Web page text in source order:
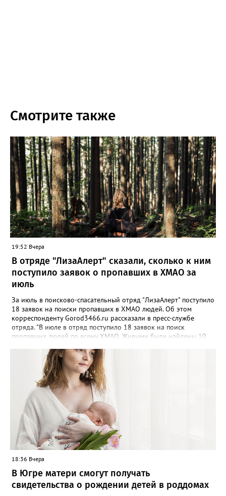
Смотрите также
19:52 Вчера
В отряде "ЛизаАлерт" сказали, сколько к ним
поступило заявок о пропавших в ХМАО за
июль
За июль в поисково-спасательный отряд "ЛизаАлерт" поступило
18 заявок на поиски пропавших в ХМАО людей. Об этом
корреспонденту Gorod3466.ru рассказали в пресс-службе
отряда. "В июле в отряд поступило 18 заявок на поиск
пропавших людей по всему ХМАО. Живыми были найдены 10
пресс-службе. В отряде отметили, что до сих пор не нашли трех
пропавших жителей региона, однако их поиски продолжаются -
распространяются ориентировки, проверяются свидетельства.
Ранее Gorod3466.ru сообщал, что большинство случаев
пропажи детей в ХМАО фиксировались в Нижневартовске и
Сургуте.
18:36 Вчера
В Югре матери смогут получать
свидетельства о рождении детей в роддомах